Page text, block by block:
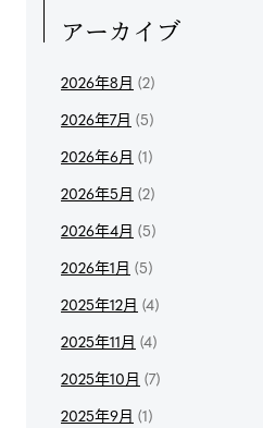
アーカイブ
2026年8月 (2)
2026年7月 (5)
2026年6月 (1)
2026年5月 (2)
2026年4月 (5)
2026年1月 (5)
2025年12月 (4)
2025年11月 (4)
2025年10月 (7)
2025年9月 (1)